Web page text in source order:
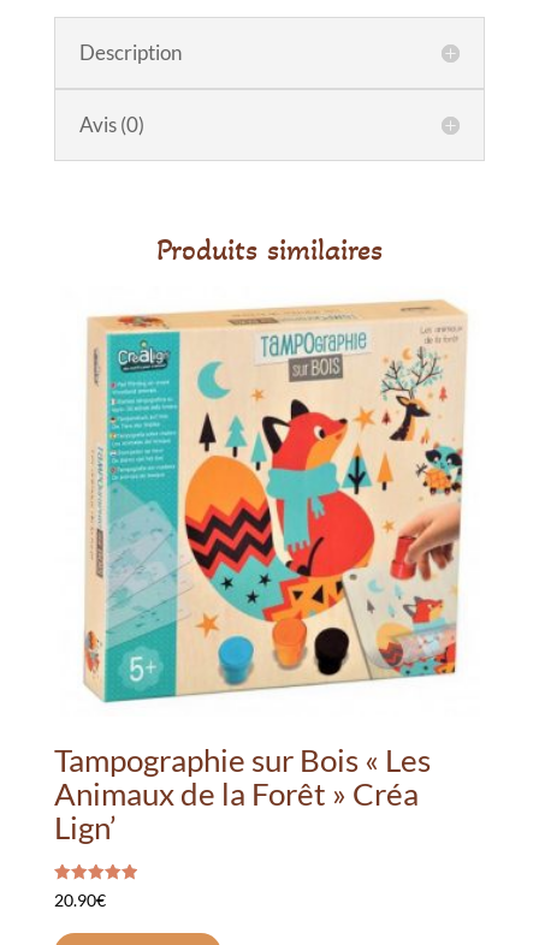
à
insectes
Description
Avis (0)
Produits similaires
Tampographie sur Bois « Les
Animaux de la Forêt » Créa
Lign’
Note
5.00
20.90€